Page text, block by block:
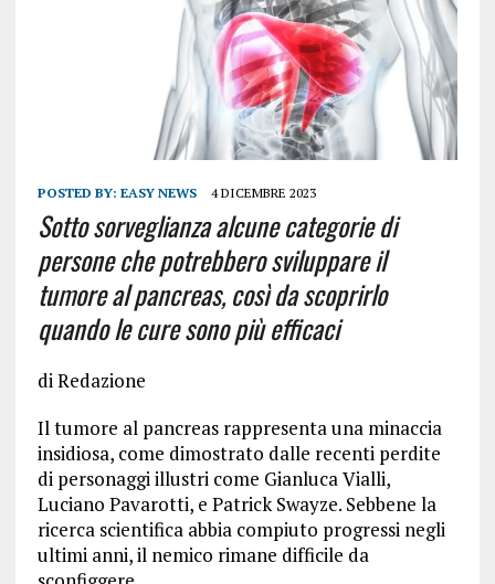
POSTED BY: EASY NEWS 4 DICEMBRE 2023
Sotto sorveglianza alcune categorie di
persone che potrebbero sviluppare il
tumore al pancreas, così da scoprirlo
quando le cure sono più efficaci
di Redazione
Il tumore al pancreas rappresenta una minaccia
insidiosa, come dimostrato dalle recenti perdite
di personaggi illustri come Gianluca Vialli,
Luciano Pavarotti, e Patrick Swayze. Sebbene la
ricerca scientifica abbia compiuto progressi negli
ultimi anni, il nemico rimane difficile da